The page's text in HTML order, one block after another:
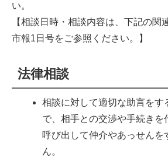
い。
【相談日時・相談内容は、下記の関
市報1日号をご参照ください。】
法律相談
相談に対して適切な助言をす
で、相手との交渉や手続きを
呼び出して仲介やあっせんを
ん。